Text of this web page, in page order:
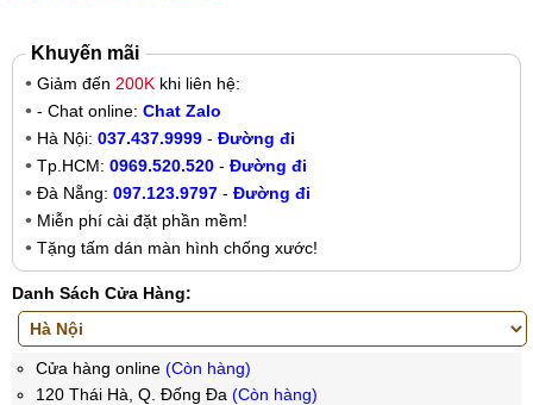
Khuyến mãi
Giảm đến 200K khi liên hệ:
- Chat online: Chat Zalo
Hà Nội: 037.437.9999 - Đường đi
Tp.HCM: 0969.520.520 - Đường đi
Đà Nẵng: 097.123.9797 - Đường đi
Miễn phí cài đặt phần mềm!
Tặng tấm dán màn hình chống xước!
Danh Sách Cửa Hàng:
Cửa hàng online (Còn hàng)
120 Thái Hà, Q. Đống Đa (Còn hàng)